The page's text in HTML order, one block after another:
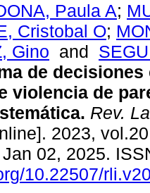
Paula A;
Cristobal O;
Gino and
de decisiones
violencia de
Rev.
2023,
02, 2025.
10.22507/